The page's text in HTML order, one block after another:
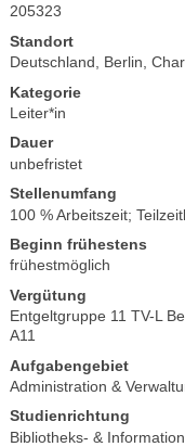
205323
Standort
Deutschland, Berlin,
Kategorie
Leiter*in
Dauer
unbefristet
Stellenumfang
100 % Arbeitszeit;
Beginn frühestens
frühestmöglich
Vergütung
Entgeltgruppe 11 TV-L
A11
Aufgabengebiet
Administration &
Studienrichtung
Bibliotheks- &